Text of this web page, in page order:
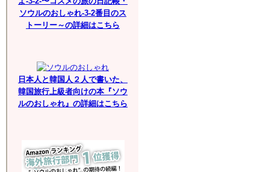
ソウルのおしゃれ-3-2番目のス
トーリー～の詳細はこちら
日本人と韓国人２人で書いた、
韓国旅行上級者向けの本『ソウ
ルのおしゃれ』の詳細はこちら